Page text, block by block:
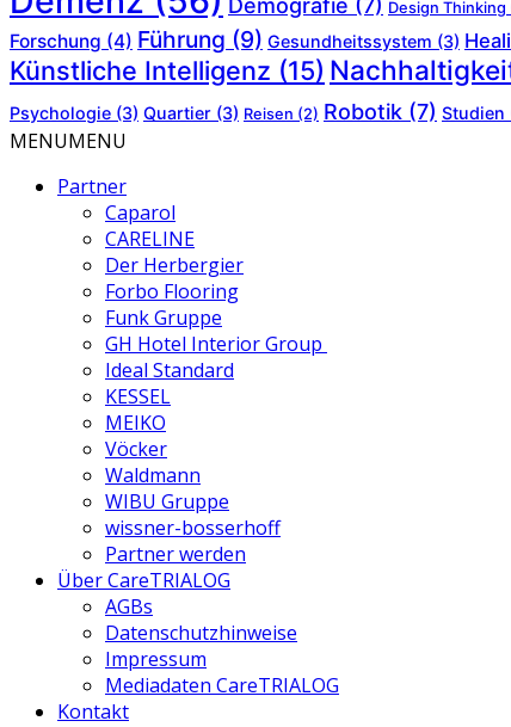
Demografie (7) Design Thinking
Forschung (4) Führung (9) Gesundheitssystem (3)
Künstliche Intelligenz (15)
Psychologie (3) Quartier (3) Reisen (2) Robotik (7) Studien
MENUMENU
Partner
Caparol
CARELINE
Der Herbergier
Forbo Flooring
Funk Gruppe
GH Hotel Interior Group
Ideal Standard
KESSEL
MEIKO
Vöcker
Waldmann
WIBU Gruppe
wissner-bosserhoff
Partner werden
Über CareTRIALOG
AGBs
Datenschutzhinweise
Impressum
Mediadaten CareTRIALOG
Kontakt